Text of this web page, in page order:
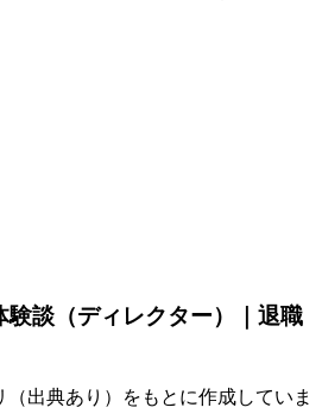
談（ディレクター）｜退職
出典あり）をもとに作成していま